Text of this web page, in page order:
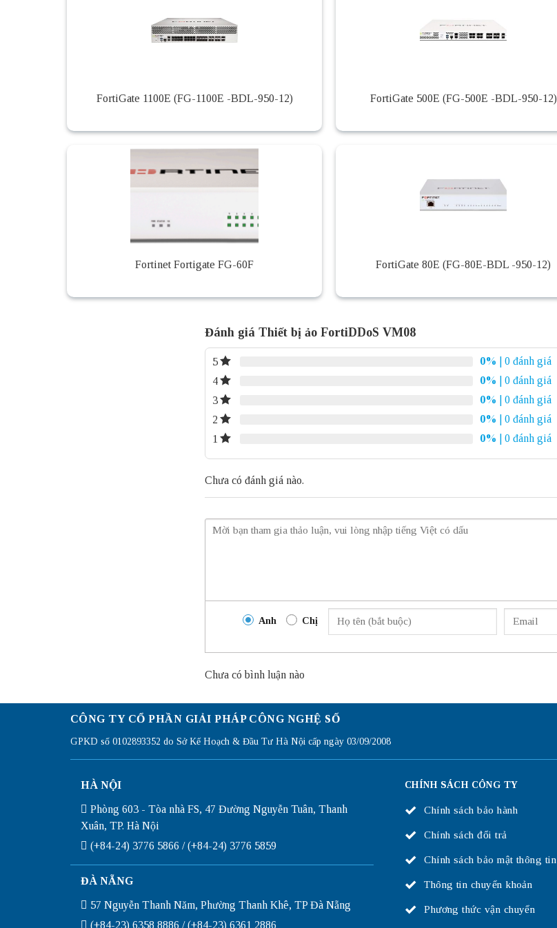
FortiGate 1100E (FG-1100E -BDL-950-12) FortiGate 500E (FG-500E -BDL-950-12)
Fortinet Fortigate FG-60F FortiGate 80E (FG-80E-BDL -950-12)
Đánh giá Thiết bị ảo FortiDDoS VM08
5 0%
| 0 đánh giá
4
0%
| 0 đánh giá
3
0%
| 0 đánh giá
2
0%
| 0 đánh giá
1
0% | 0 đánh giá
Chưa có đánh giá nào.
Anh Chị
Chưa có bình luận nào
CÔNG TY CỔ PHẦN GIẢI PHÁP CÔNG NGHỆ SỐ
GPKD số 0102893352 do Sở Kế Hoạch & Đầu Tư Hà Nội cấp ngày 03/09/2008
HÀ NỘI
Phòng 603 - Tòa nhà FS, 47 Đường Nguyễn Tuân, Thanh
Xuân, TP. Hà Nội
(+84-24) 3776 5866 / (+84-24) 3776 5859
ĐÀ NẴNG
57 Nguyễn Thanh Năm, Phường Thanh Khê, TP Đà Nẵng
(+84-23) 6358 8886 / (+84-23) 6361 2886
CHÍNH SÁCH CÔNG TY
Chính sách bảo hành
Chính sách đổi trả
Chính sách bảo mật thông tin
Thông tin chuyển khoản
Phương thức vận chuyển